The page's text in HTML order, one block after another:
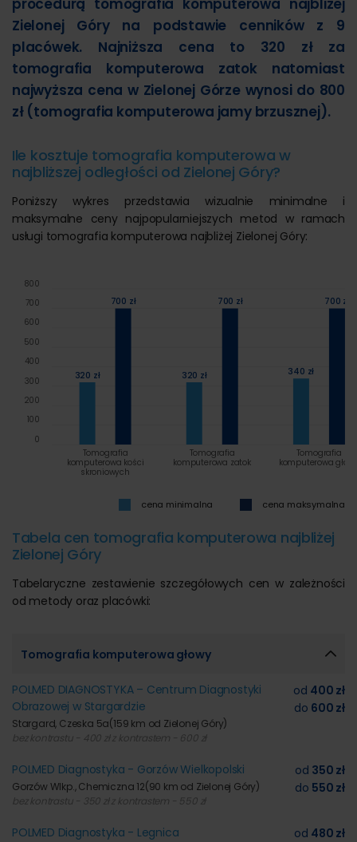
procedurą tomografia komputerowa najbliżej
Zielonej Góry na podstawie cenników z 9
placówek. Najniższa cena to 320 zł za
tomografia komputerowa zatok natomiast
najwyższa cena w Zielonej Górze wynosi do 800
zł (tomografia komputerowa jamy brzusznej).
Ile kosztuje tomografia komputerowa w
najbliższej odległości od Zielonej Góry?
Poniższy wykres przedstawia wizualnie minimalne i
maksymalne ceny najpopularniejszych metod w ramach
usługi tomografia komputerowa najbliżej Zielonej Góry:
320 zł 320 zł 340 zł
700 zł 700 zł 700 zł
Tomografia
komputerowa kości
skroniowych
Tomografia
komputerowa zatok
Tomografia
komputerowa
0
100
200
300
400
500
600
700
800
cena minimalna cena maksymalna
Tabela cen tomografia komputerowa najbliżej
Zielonej Góry
Tabelaryczne zestawienie szczegółowych cen w zależności
od metody oraz placówki:
Tomografia komputerowa głowy
POLMED DIAGNOSTYKA – Centrum Diagnostyki
Obrazowej w Stargardzie
Stargard, Czeska 5a(159 km od Zielonej Góry)
bez kontrastu - 400 zł z kontrastem - 600 zł
od 400 zł
do 600 zł
POLMED Diagnostyka - Gorzów Wielkopolski
Gorzów Wlkp., Chemiczna 12(90 km od Zielonej Góry)
bez kontrastu - 350 zł z kontrastem - 550 zł
od 350 zł
do 550 zł
POLMED Diagnostyka - Legnica od 480 zł